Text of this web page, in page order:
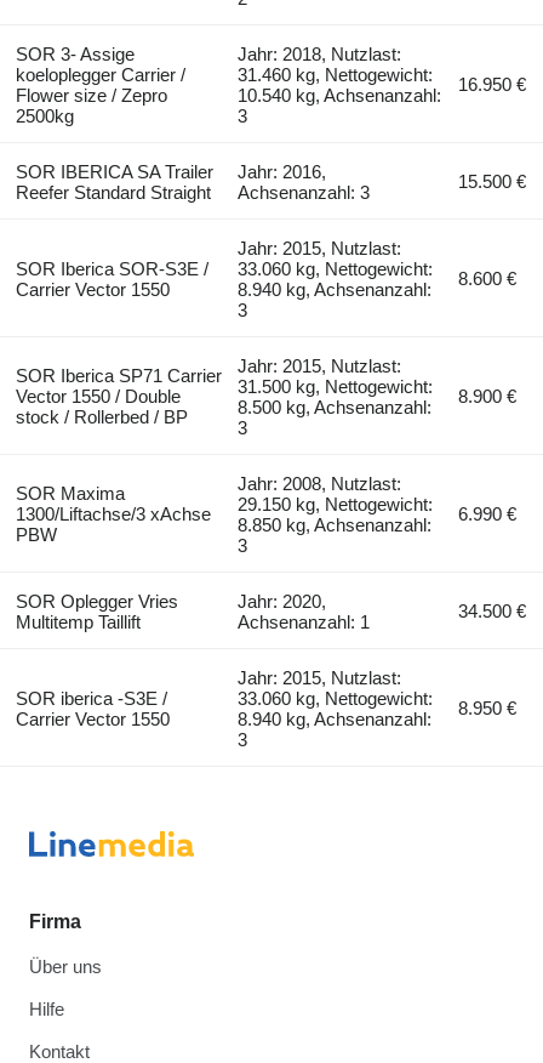
SOR 3- Assige
koeloplegger Carrier /
Flower size / Zepro
2500kg
Jahr: 2018, Nutzlast:
31.460 kg, Nettogewicht:
10.540 kg, Achsenanzahl:
3
16.950 €
SOR IBERICA SA Trailer
Reefer Standard Straight
Jahr: 2016,
Achsenanzahl: 3
15.500 €
SOR Iberica SOR-S3E /
Carrier Vector 1550
Jahr: 2015, Nutzlast:
33.060 kg, Nettogewicht:
8.940 kg, Achsenanzahl:
3
8.600 €
SOR Iberica SP71 Carrier
Vector 1550 / Double
stock / Rollerbed / BP
Jahr: 2015, Nutzlast:
31.500 kg, Nettogewicht:
8.500 kg, Achsenanzahl:
3
8.900 €
SOR Maxima
1300/Liftachse/3 xAchse
PBW
Jahr: 2008, Nutzlast:
29.150 kg, Nettogewicht:
8.850 kg, Achsenanzahl:
3
6.990 €
SOR Oplegger Vries
Multitemp Taillift
Jahr: 2020,
Achsenanzahl: 1
34.500 €
SOR iberica -S3E /
Carrier Vector 1550
Jahr: 2015, Nutzlast:
33.060 kg, Nettogewicht:
8.940 kg, Achsenanzahl:
3
8.950 €
Firma
Über uns
Hilfe
Kontakt